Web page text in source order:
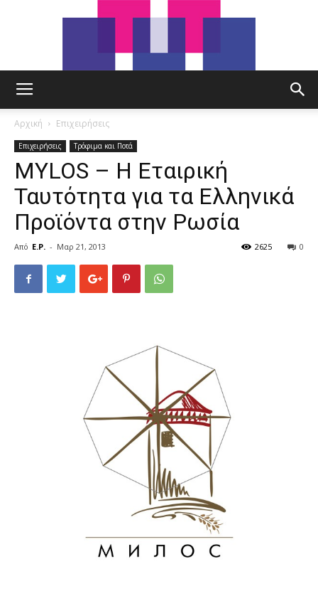
Αρχική Επιχειρήσεις
Επιχειρήσεις Τρόφιμα και Ποτά
MYLOS – Η Εταιρική
Ταυτότητα για τα Ελληνικά
Προϊόντα στην Ρωσία
Από E.P. - Μαρ 21, 2013 0
2625